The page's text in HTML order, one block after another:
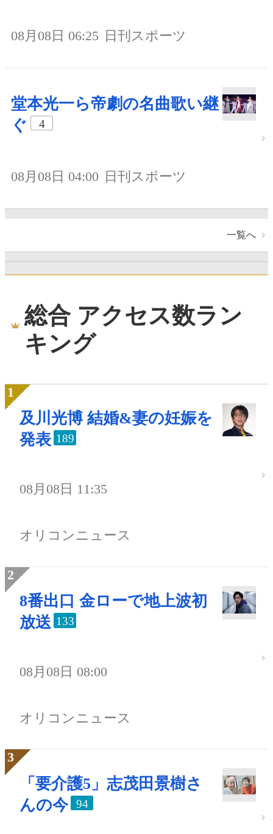
08月08日 06:25 日刊スポーツ
堂本光一ら帝劇の名曲歌い継
ぐ
4
08月08日 04:00 日刊スポーツ
一覧へ
総合 アクセス数ラン
キング
及川光博 結婚&妻の妊娠を
発表 189
08月08日 11:35
オリコンニュース
8番出口 金ローで地上波初
放送 133
08月08日 08:00
オリコンニュース
「要介護5」志茂田景樹さ
んの今
94